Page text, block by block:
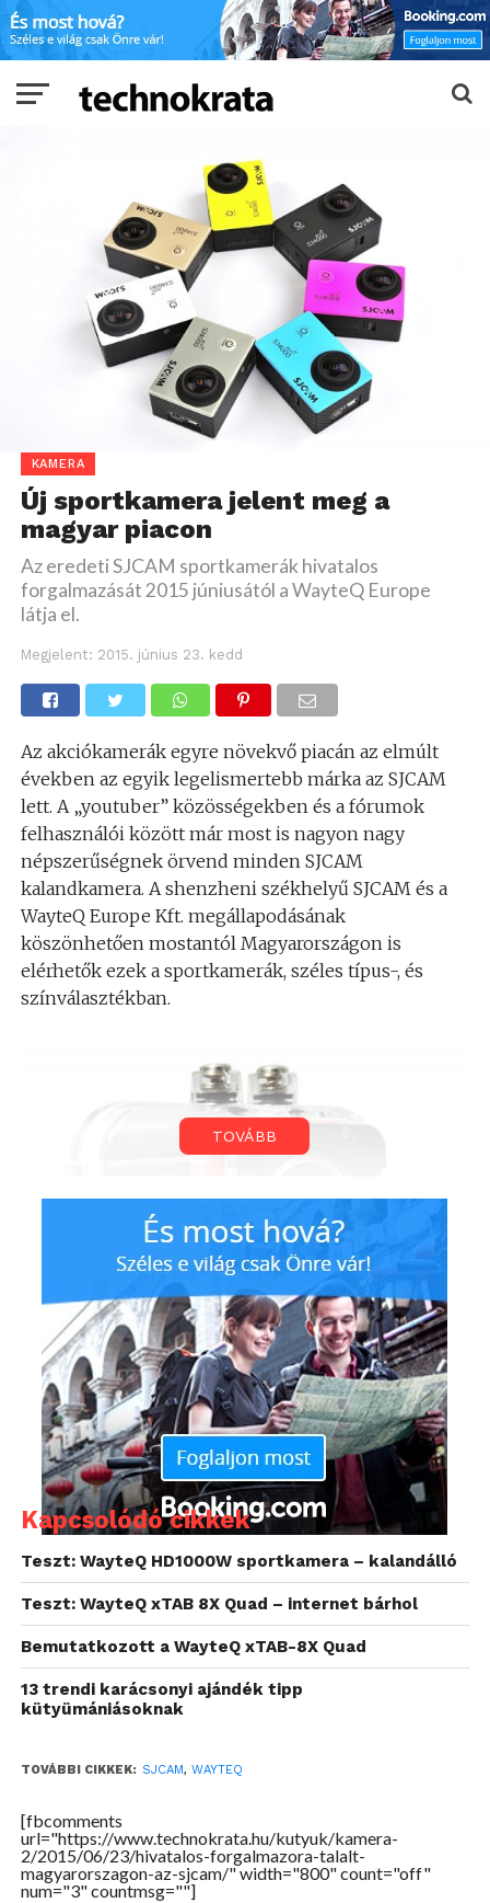
KAMERA
Új sportkamera jelent meg a
magyar piacon
Az eredeti SJCAM sportkamerák hivatalos
forgalmazását 2015 júniusától a WayteQ Europe
látja el.
Megjelent: 2015. június 23. kedd
Az akciókamerák egyre növekvő piacán az elmúlt
években az egyik legelismertebb márka az SJCAM
lett. A „youtuber” közösségekben és a fórumok
felhasználói között már most is nagyon nagy
népszerűségnek örvend minden SJCAM
kalandkamera. A shenzheni székhelyű SJCAM és a
WayteQ Europe Kft. megállapodásának
köszönhetően mostantól Magyarországon is
elérhetők ezek a sportkamerák, széles típus-, és
színválasztékban.
A felhasználók nagyon megszerették ezeket a
kamerákat, hiszen használatuk rendkívül egyszerű,
méretük miatt könnyen hordozhatók, és szinte
bármilyen helyzetben alkalmazhatók különböző
rögzítési technikákkal.
A belépő szintű SJ4000 típus is már FullHD
felbontást kínál, beépített, színes LCD-vel és 170°-os
okostelefonról lehet vezérelni élőképpel együtt.
TOVÁBB
Kapcsolódó cikkek
Teszt: WayteQ HD1000W sportkamera – kalandálló
Teszt: WayteQ xTAB 8X Quad – internet bárhol
Bemutatkozott a WayteQ xTAB-8X Quad
13 trendi karácsonyi ajándék tipp
kütyümániásoknak
TOVÁBBI CIKKEK: SJCAM, WAYTEQ
[fbcomments
url="https://www.technokrata.hu/kutyuk/kamera-
2/2015/06/23/hivatalos-forgalmazora-talalt-
magyarorszagon-az-sjcam/" width="800" count="off"
num="3" countmsg=""]